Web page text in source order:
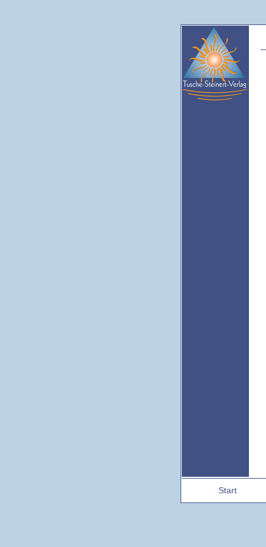
Start